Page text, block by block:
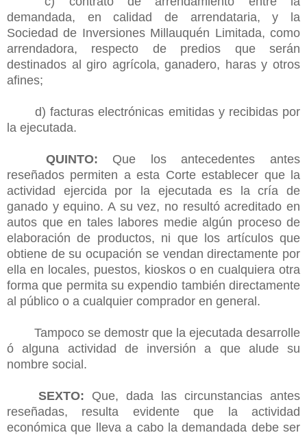
demandada, en calidad de arrendataria, y la
Sociedad de Inversiones Millauquén Limitada, como
arrendadora, respecto de predios que serán
destinados al giro agrícola, ganadero, haras y otros
afines;
d) facturas electrónicas emitidas y recibidas por
la ejecutada.
QUINTO: Que los antecedentes antes
reseñados permiten a esta Corte establecer que la
actividad ejercida por la ejecutada es la cría de
ganado y equino. A su vez, no resultó acreditado en
autos que en tales labores medie algún proceso de
elaboración de productos, ni que los artículos que
obtiene de su ocupación se vendan directamente por
ella en locales, puestos, kioskos o en cualquiera otra
forma que permita su expendio también directamente
al público o a cualquier comprador en general.
Tampoco se demostr que la ejecutada desarrolle
ó alguna actividad de inversión a que alude su
nombre social.
SEXTO: Que, dada las circunstancias antes
reseñadas, resulta evidente que la actividad
económica que lleva a cabo la demandada debe ser